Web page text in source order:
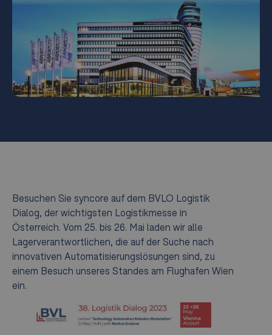
Besuchen Sie syncore auf dem BVLO Logistik
Dialog, der wichtigsten Logistikmesse in
Österreich. Vom 25. bis 26. Mai laden wir alle
Lagerverantwortlichen, die auf der Suche nach
innovativen Automatisierungslösungen sind, zu
einem Besuch unseres Standes am Flughafen Wien
ein.